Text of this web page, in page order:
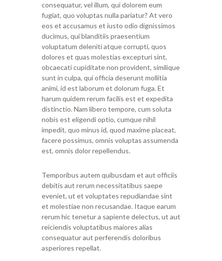
consequatur, vel illum, qui dolorem eum
fugiat, quo voluptas nulla pariatur? At vero
eos et accusamus et iusto odio dignissimos
ducimus, qui blanditiis praesentium
voluptatum deleniti atque corrupti, quos
dolores et quas molestias excepturi sint,
obcaecati cupiditate non provident, similique
sunt in culpa, qui officia deserunt mollitia
animi, id est laborum et dolorum fuga. Et
harum quidem rerum facilis est et expedita
distinctio. Nam libero tempore, cum soluta
nobis est eligendi optio, cumque nihil
impedit, quo minus id, quod maxime placeat,
facere possimus, omnis voluptas assumenda
est, omnis dolor repellendus.
Temporibus autem quibusdam et aut officiis
debitis aut rerum necessitatibus saepe
eveniet, ut et voluptates repudiandae sint
et molestiae non recusandae. Itaque earum
rerum hic tenetur a sapiente delectus, ut aut
reiciendis voluptatibus maiores alias
consequatur aut perferendis doloribus
asperiores repellat.